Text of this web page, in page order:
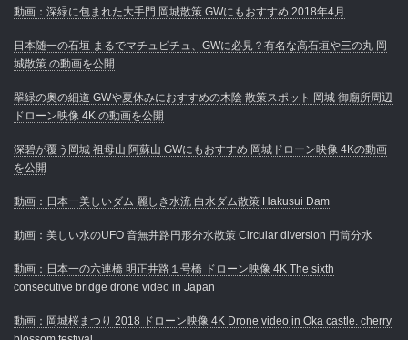
動画：深緑に包まれた大手門 岡城散策 GWにもおすすめ 2018年4月
日本随一の石垣 まるでマチュピチュ、GWに必見？有名な高石垣や三の丸 岡
城散策 の動画を公開
翠緑の奥の細道 GWや夏休みにおすすめの木陰 散策スポット 岡城 御廟所周辺
ドローン映像 4K の動画を公開
深碧が覆う岡城 祖母山 阿蘇山 GWにもおすすめ 岡城ドローン映像 4Kの動画
を公開
動画：日本一美しいダム 麗しき水流 白水ダム散策 Hakusui Dam
動画：美しい水のUFO 音無井路円形分水散策 Circular diversion 円筒分水
動画：日本一の六連橋 明正井路１号橋 ドローン映像 4K The sixth
consecutive bridge drone video in Japan
動画：岡城桜まつり 2018 ドローン映像 4K Drone video in Oka castle. cherry